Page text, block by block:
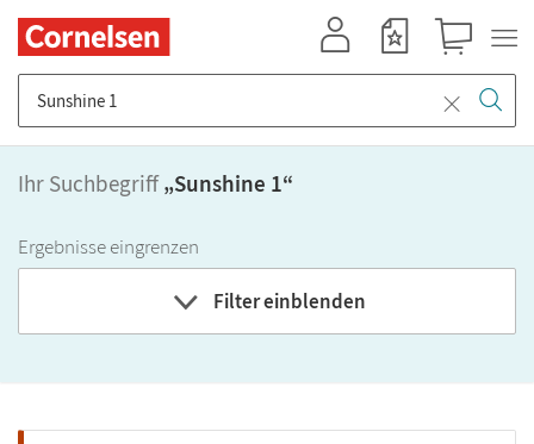
Ihr Suchbegriff „Sunshine 1“
Ergebnisse eingrenzen
Filter einblenden